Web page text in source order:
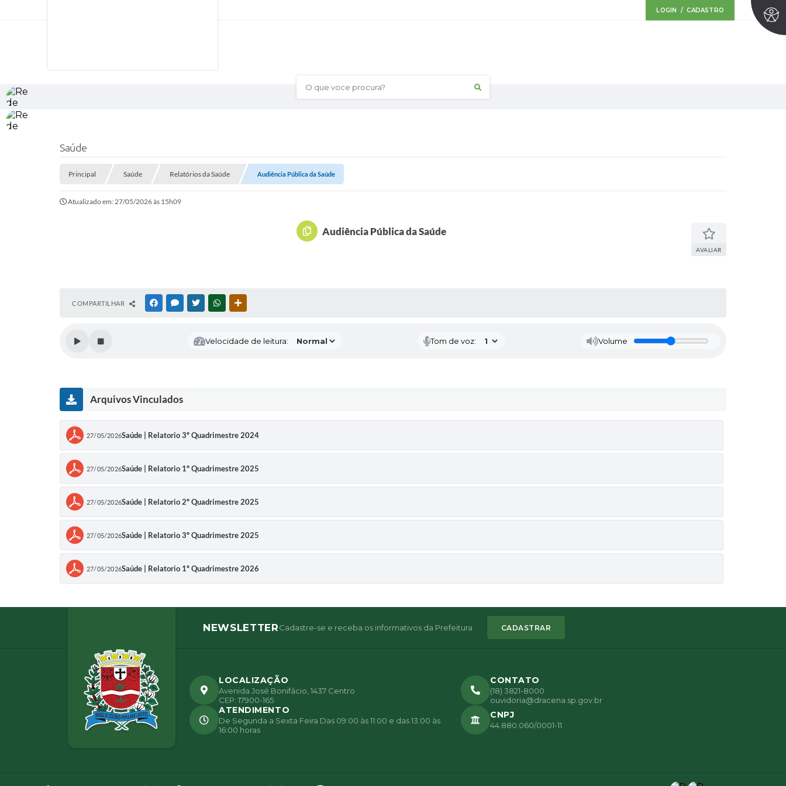
LOGIN / CADASTRO
O que voce procura?
Saúde
Principal Saúde Relatórios da Saúde Audiência Pública da Saúde
Atualizado em: 27/05/2026 às 15h09
Audiência Pública da Saúde
AVALIAR
COMPARTILHAR FACEBOOKMESSENGER
TWITTERWHATSAPP
Velocidade de leitura: Tom de voz: Volume
Arquivos Vinculados
27/05/2026Saúde | Relatorio 3º Quadrimestre 2024
27/05/2026Saúde | Relatorio 1º Quadrimestre 2025
27/05/2026Saúde | Relatorio 2º Quadrimestre 2025
27/05/2026Saúde | Relatorio 3º Quadrimestre 2025
27/05/2026Saúde | Relatorio 1º Quadrimestre 2026
NEWSLETTERCadastre-se e receba os informativos da Prefeitura CADASTRAR
LOCALIZAÇÃO
Avenida José Bonifácio, 1437 Centro
CEP: 17900-165
CONTATO
(18) 3821-8000
ouvidoria@dracena.sp.gov.br
ATENDIMENTO
De Segunda a Sexta Feira Das 09:00 às 11:00 e das 13:00 às
16:00 horas
CNPJ
44.880.060/0001-11